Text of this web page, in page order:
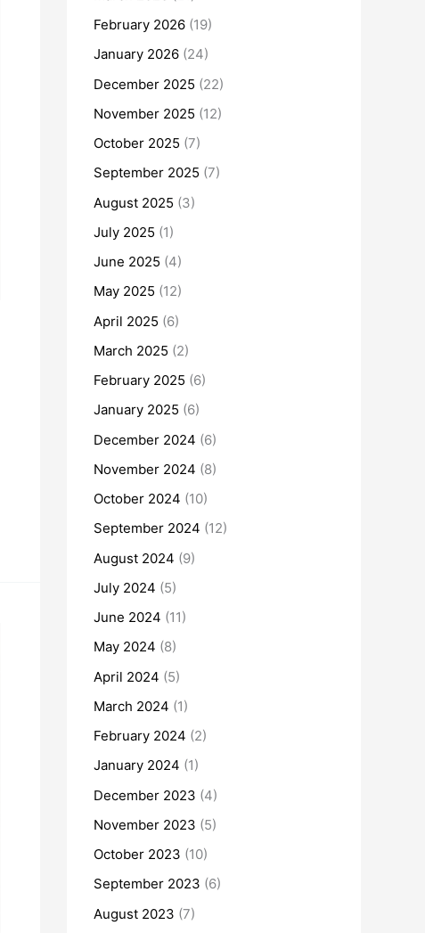
February 2026 (19)
January 2026 (24)
December 2025 (22)
November 2025 (12)
October 2025 (7)
September 2025 (7)
August 2025 (3)
July 2025 (1)
June 2025 (4)
May 2025 (12)
April 2025 (6)
March 2025 (2)
February 2025 (6)
January 2025 (6)
December 2024 (6)
November 2024 (8)
October 2024 (10)
September 2024 (12)
August 2024 (9)
July 2024 (5)
June 2024 (11)
May 2024 (8)
April 2024 (5)
March 2024 (1)
February 2024 (2)
January 2024 (1)
December 2023 (4)
November 2023 (5)
October 2023 (10)
September 2023 (6)
August 2023 (7)